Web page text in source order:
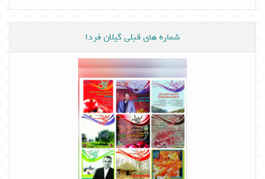
شماره های قبلی گیلان فردا